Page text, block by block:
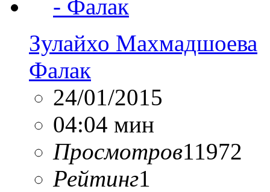
Зулайхо Махмадшоева
Фалак
24/01/2015
04:04 мин
Просмотров11972
Рейтинг1